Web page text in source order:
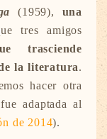
(1959), una
tres amigos
trasciende
la literatura.
hacer otra
adaptada al
de 2014).